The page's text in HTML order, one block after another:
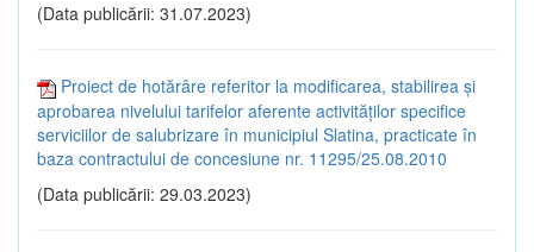
(Data publicării: 31.07.2023)
Proiect de hotărâre referitor la modificarea, stabilirea și
aprobarea nivelului tarifelor aferente activităților specifice
serviciilor de salubrizare în municipiul Slatina, practicate în
baza contractului de concesiune nr. 11295/25.08.2010
(Data publicării: 29.03.2023)